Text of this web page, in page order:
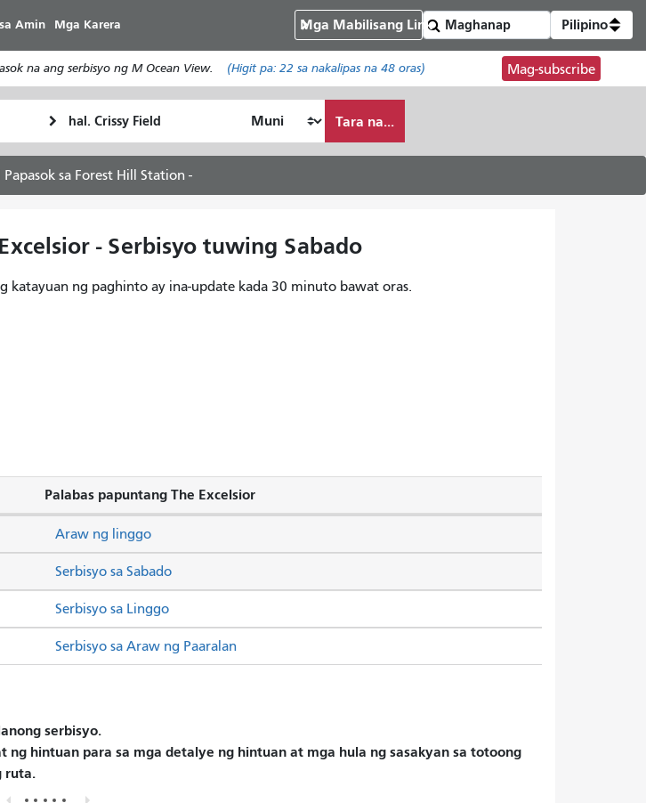
ang
pangunahing
nilalaman
Amin Mga Karera Mga Mabilisang Link Pilipino
na ang serbisyo ng M Ocean View. (Higit pa: 22 sa nakalipas na 48 oras) Mag-subscribe
Pagtatapos
Paano
ko
gustong
maglakbay
Tara na...
sa Forest Hill Station -
- Serbisyo tuwing Sabado
katayuan ng paghinto ay ina-update kada 30 minuto bawat oras.
Palabas papuntang The Excelsior
Serbisyo sa Sabado
Serbisyo sa Linggo
Araw ng linggo
Serbisyo sa Araw ng Paaralan
serbisyo.
hintuan para sa mga detalye ng hintuan at mga hula ng sasakyan sa totoong
ruta.